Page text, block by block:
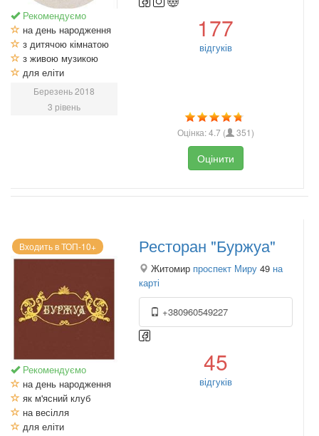
Рекомендуємо
на день народження
з дитячою кімнатою
з живою музикою
для еліти
Березень 2018
3 рівень
177
відгуків
Оцінка:4.7 ( 351)
Оцінити
Входить в ТОП-10+
Рекомендуємо
на день народження
як м'ясний клуб
на весілля
для еліти
Ресторан "Буржуа"
Житомир проспект Миру 49 на
карті
+380960549227
45
відгуків